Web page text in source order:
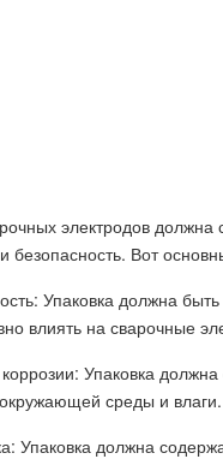
электродов
безопасность. Вот
Упаковка должна
влиять на сварочные
Упаковка
среды и влаги.
Упаковка должна